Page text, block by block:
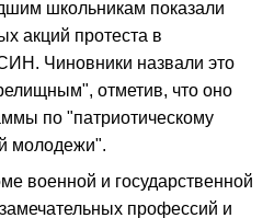
школьникам показали
акций протеста в
Чиновники назвали это
отметив, что оно
по "патриотическому
молодежи".
военной и государственной
профессий и